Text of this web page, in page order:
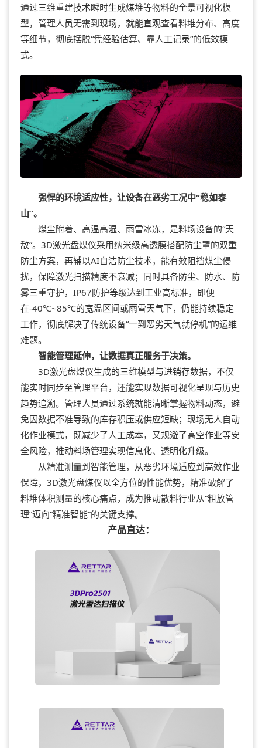
通过三维重建技术瞬时生成煤堆等物料的全景可视化模
型，管理人员无需到现场，就能直观查看料堆分布、高度
等细节，彻底摆脱“凭经验估算、靠人工记录”的低效模
式。
强悍的环境适应性，让设备在恶劣工况中“稳如泰
山”。
煤尘附着、高温高湿、雨雪冰冻，是料场设备的“天
敌”。3D激光盘煤仪采用纳米级高透膜搭配防尘罩的双重
防尘方案，再辅以AI自洁防尘技术，能有效阻挡煤尘侵
扰，保障激光扫描精度不衰减；同时具备防尘、防水、防
雾三重守护，IP67防护等级达到工业高标准，即便
在-40℃~85℃的宽温区间或雨雪天气下，仍能持续稳定
工作，彻底解决了传统设备“一到恶劣天气就停机”的运维
难题。
智能管理延伸，让数据真正服务于决策。
3D激光盘煤仪生成的三维模型与进销存数据，不仅
能实时同步至管理平台，还能实现数据可视化呈现与历史
趋势追溯。管理人员通过系统就能清晰掌握物料动态，避
免因数据不准导致的库存积压或供应短缺；现场无人自动
化作业模式，既减少了人工成本，又规避了高空作业等安
全风险，推动料场管理实现信息化、透明化升级。
从精准测量到智能管理，从恶劣环境适应到高效作业
保障，3D激光盘煤仪以全方位的性能优势，精准破解了
料堆体积测量的核心痛点，成为推动散料行业从“粗放管
理”迈向“精准智能”的关键支撑。
产品直达：